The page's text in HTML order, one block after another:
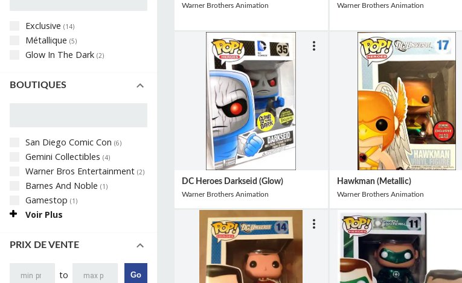
Exclusive (14)
Métallique (5)
Glow In The Dark (2)
BOUTIQUES
San Diego Comic Con (6)
Gemini Collectibles (4)
Warner Bros Entertainment (2)
Barnes And Noble (1 )
Gamestop (1 )
Voir Plus
PRIX DE VENTE
to Go
Warner Brothers Animation Warner Brothers Animation
DC Heroes Darkseid (Glow)
Warner Brothers Animation
Hawkman (Metallic)
Warner Brothers Animation